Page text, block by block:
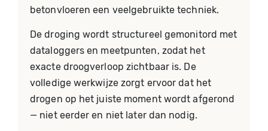
betonvloeren een veelgebruikte techniek.
De droging wordt structureel gemonitord met
dataloggers en meetpunten, zodat het
exacte droogverloop zichtbaar is. De
volledige werkwijze zorgt ervoor dat het
drogen op het juiste moment wordt afgerond
— niet eerder en niet later dan nodig.